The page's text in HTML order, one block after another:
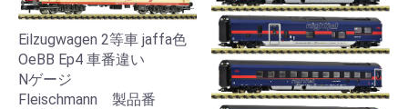
Eilzugwagen 2等車 jaffa色
OeBB Ep4 車番違い
Nゲージ
Fleischmann 製品番